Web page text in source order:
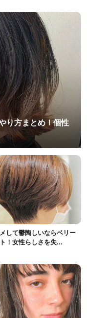
り方まとめ！個性
して鬱陶しいならベリー
！女性らしさを失...